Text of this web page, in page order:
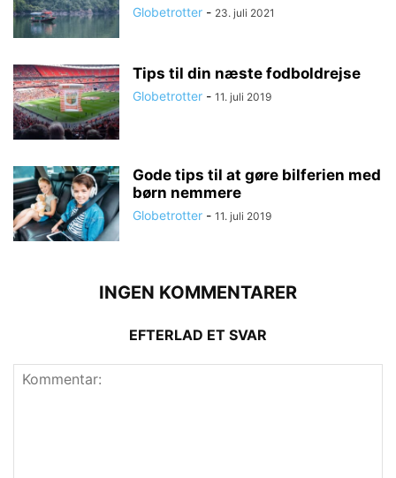
Globetrotter - 23. juli 2021
Tips til din næste fodboldrejse
Globetrotter - 11. juli 2019
Gode tips til at gøre bilferien med
børn nemmere
Globetrotter - 11. juli 2019
INGEN KOMMENTARER
EFTERLAD ET SVAR